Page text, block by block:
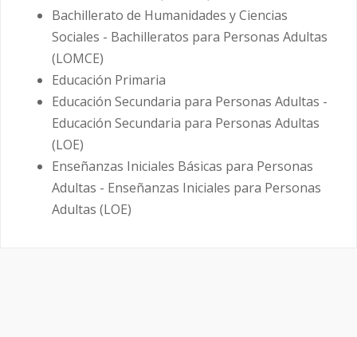
Bachillerato de Humanidades y Ciencias
Sociales - Bachilleratos para Personas Adultas
(LOMCE)
Educación Primaria
Educación Secundaria para Personas Adultas -
Educación Secundaria para Personas Adultas
(LOE)
Enseñanzas Iniciales Básicas para Personas
Adultas - Enseñanzas Iniciales para Personas
Adultas (LOE)